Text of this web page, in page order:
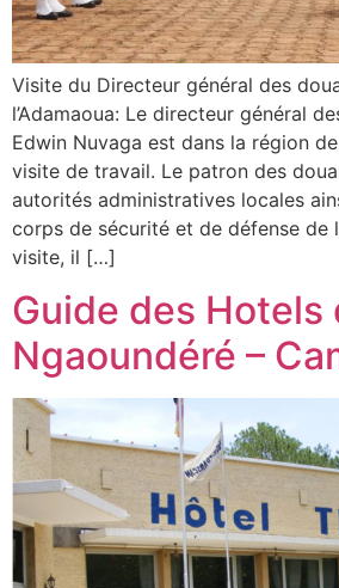
Visite du Directeur général des
l’Adamaoua: Le directeur général
Edwin Nuvaga est dans la région de
visite de travail. Le patron des
autorités administratives locales
corps de sécurité et de défense de
visite, il […]
Guide des Hotels
Ngaoundéré –